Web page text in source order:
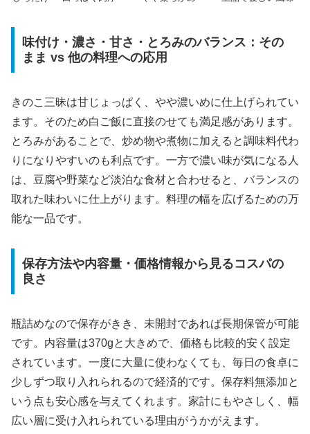
味付け・濃さ・甘さ・とろみのバランス：その
まま vs 他の料理への応用
きのこ三昧は甘じょっぱく、やや濃いめに仕上げられてい
ます。そのため白ご飯に直接のせても満足感があります。
とろみがあることで、炒め物や煮物に加えると調味料代わ
りになりやすいのも利点です。一方で濃い味が気になる人
は、豆腐や野菜など淡泊な食材と合わせると、バランスの
取れた味わいに仕上がります。料理の幅を広げるための万
能な一品です。
保存方法や内容量・価格情報から見るコスパの
良さ
瓶詰めなので保存がきき、未開封であれば長期保管が可能
です。内容量は370gと大きめで、価格も比較的安く設定
されています。一度に大量に使わなくても、毎日の食卓に
少しずつ取り入れられるので経済的です。保存料無添加と
いう点も安心感を与えてくれます。家計にもやさしく、幅
広い層に受け入れられている理由がうかがえます。